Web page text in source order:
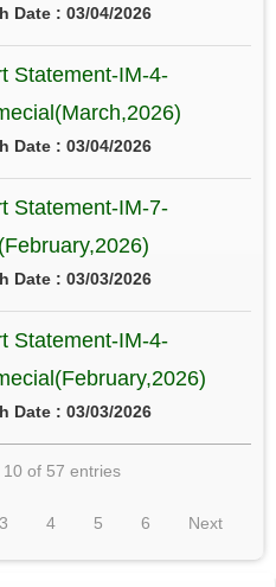
Date : 03/04/2026
Statement-IM-4-
Date : 03/04/2026
Statement-IM-7-
Date : 03/03/2026
Statement-IM-4-
Date : 03/03/2026
of 57 entries
3 4 5 6 Next